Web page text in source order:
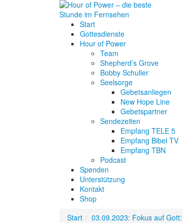
Start
Gottesdienste
Hour of Power
Team
Shepherd’s Grove
Bobby Schuller
Seelsorge
Gebetsanliegen
New Hope Line
Gebetspartner
Sendezeiten
Empfang TELE 5
Empfang Bibel TV
Empfang TBN
Podcast
Spenden
Unterstützung
Kontakt
Shop
Start
03.09.2023: Fokus auf